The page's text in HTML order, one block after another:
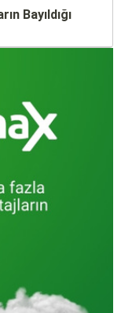
Bayıldığı